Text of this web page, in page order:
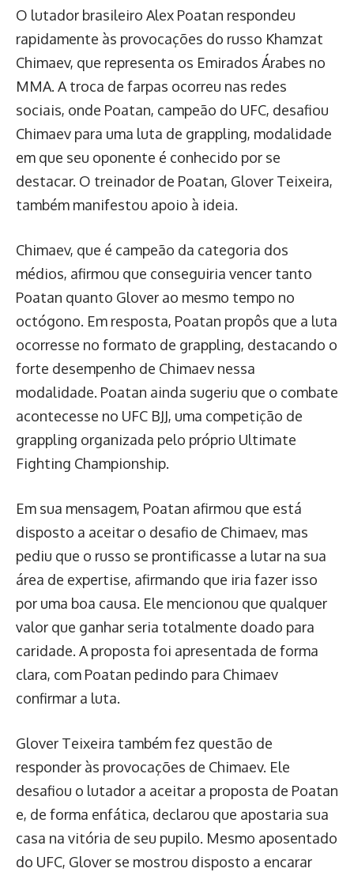
O lutador brasileiro Alex Poatan respondeu
rapidamente às provocações do russo Khamzat
Chimaev, que representa os Emirados Árabes no
MMA. A troca de farpas ocorreu nas redes
sociais, onde Poatan, campeão do UFC, desafiou
Chimaev para uma luta de grappling, modalidade
em que seu oponente é conhecido por se
destacar. O treinador de Poatan, Glover Teixeira,
também manifestou apoio à ideia.
Chimaev, que é campeão da categoria dos
médios, afirmou que conseguiria vencer tanto
Poatan quanto Glover ao mesmo tempo no
octógono. Em resposta, Poatan propôs que a luta
ocorresse no formato de grappling, destacando o
forte desempenho de Chimaev nessa
modalidade. Poatan ainda sugeriu que o combate
acontecesse no UFC BJJ, uma competição de
grappling organizada pelo próprio Ultimate
Fighting Championship.
Em sua mensagem, Poatan afirmou que está
disposto a aceitar o desafio de Chimaev, mas
pediu que o russo se prontificasse a lutar na sua
área de expertise, afirmando que iria fazer isso
por uma boa causa. Ele mencionou que qualquer
valor que ganhar seria totalmente doado para
caridade. A proposta foi apresentada de forma
clara, com Poatan pedindo para Chimaev
confirmar a luta.
Glover Teixeira também fez questão de
responder às provocações de Chimaev. Ele
desafiou o lutador a aceitar a proposta de Poatan
e, de forma enfática, declarou que apostaria sua
casa na vitória de seu pupilo. Mesmo aposentado
do UFC, Glover se mostrou disposto a encarar